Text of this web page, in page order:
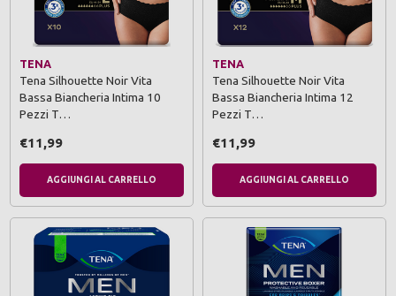
TENA
Tena Silhouette Noir Vita
Bassa Biancheria Intima 10
Pezzi T…
€11,99
AGGIUNGI AL CARRELLO
TENA
Tena Silhouette Noir Vita
Bassa Biancheria Intima 12
Pezzi T…
€11,99
AGGIUNGI AL CARRELLO